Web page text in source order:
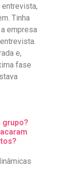
entrevista,
Tinha
empresa
e,
fase
grupo?